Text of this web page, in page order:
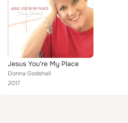
Jesus You're My Place
Donna Godshall
2017